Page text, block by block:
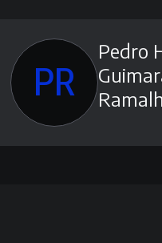
PR
Pedro